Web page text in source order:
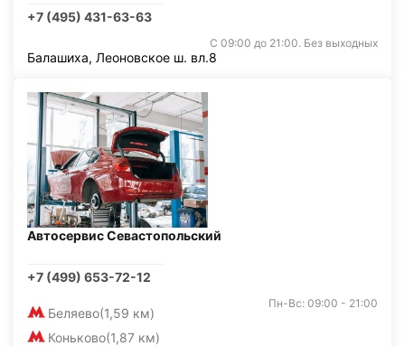
+7 (495) 431-63-63
С 09:00 до 21:00. Без выходных
Балашиха, Леоновское ш. вл.8
Автосервис Севастопольский
+7 (499) 653-72-12
Беляево(1,59 км)
Коньково(1,87 км)
Пн-Вс: 09:00 - 21:00